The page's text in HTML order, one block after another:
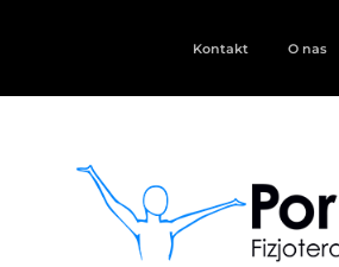
Kontakt O nas